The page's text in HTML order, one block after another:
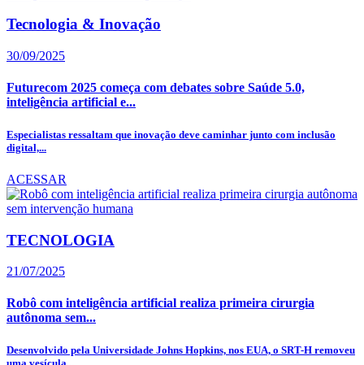
Tecnologia & Inovação
30/09/2025
Futurecom 2025 começa com debates sobre Saúde 5.0,
inteligência artificial e...
Especialistas ressaltam que inovação deve caminhar junto com inclusão
digital,...
ACESSAR
TECNOLOGIA
21/07/2025
Robô com inteligência artificial realiza primeira cirurgia
autônoma sem...
Desenvolvido pela Universidade Johns Hopkins, nos EUA, o SRT-H removeu